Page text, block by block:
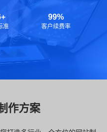
准
99%
客户续费率
作方案